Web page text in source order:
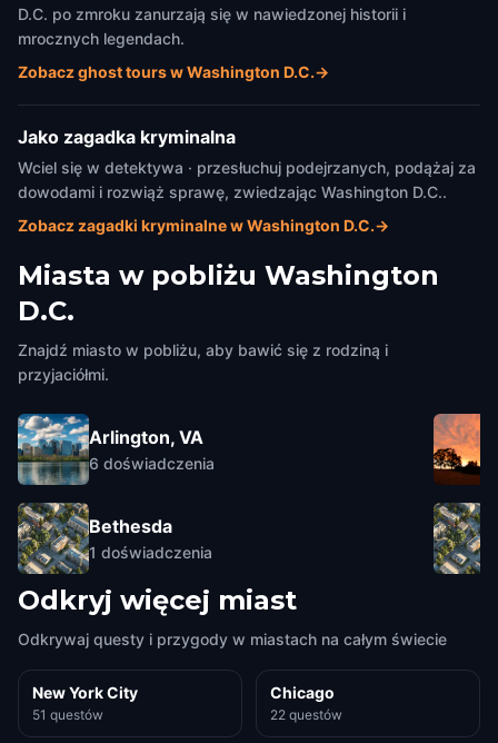
D.C. po zmroku zanurzają się w nawiedzonej historii i
mrocznych legendach.
Zobacz ghost tours w Washington D.C.→
Jako zagadka kryminalna
Wciel się w detektywa · przesłuchuj podejrzanych, podążaj za
dowodami i rozwiąż sprawę, zwiedzając Washington D.C..
Zobacz zagadki kryminalne w Washington D.C.→
Miasta w pobliżu Washington
D.C.
Znajdź miasto w pobliżu, aby bawić się z rodziną i
przyjaciółmi.
Arlington, VA
6 doświadczenia
Bethesda
1 doświadczenia
Odkryj więcej miast
Odkrywaj questy i przygody w miastach na całym świecie
New York City
51 questów
Chicago
22 questów